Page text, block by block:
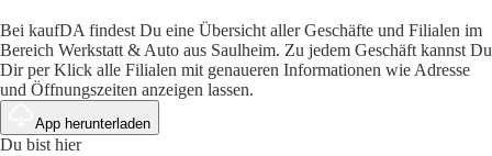
Bei kaufDA findest Du eine Übersicht aller Geschäfte und Filialen im
Bereich Werkstatt & Auto aus Saulheim. Zu jedem Geschäft kannst Du
Dir per Klick alle Filialen mit genaueren Informationen wie Adresse
und Öffnungszeiten anzeigen lassen.
App herunterladen
Du bist hier